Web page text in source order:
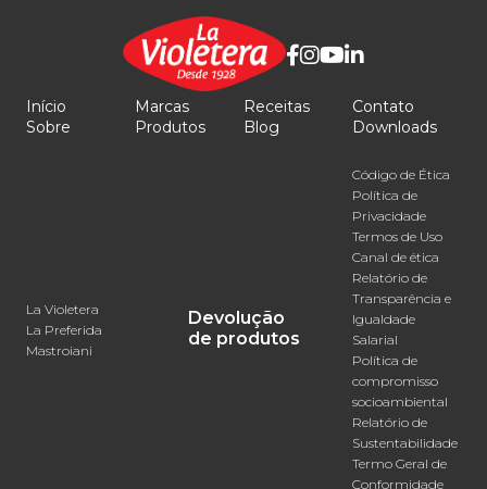
Início
Sobre
Marcas
Produtos
Receitas
Blog
Contato
Downloads
La Violetera
La Preferida
Mastroiani
Devolução
de produtos
Código de Ética
Política de
Privacidade
Termos de Uso
Canal de ética
Relatório de
Transparência e
Igualdade
Salarial
Política de
compromisso
socioambiental
Relatório de
Sustentabilidade
Termo Geral de
Conformidade